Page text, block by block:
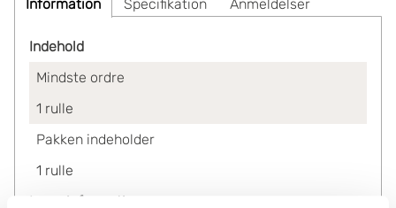
Information Specifikation Anmeldelser
Indehold
Mindste ordre
1 rulle
Pakken indeholder
1 rulle
Lagerinformation